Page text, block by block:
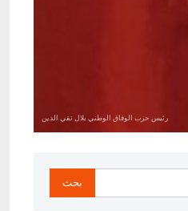
رئيس حزب الوفاق الوطني بلال تقي الدين